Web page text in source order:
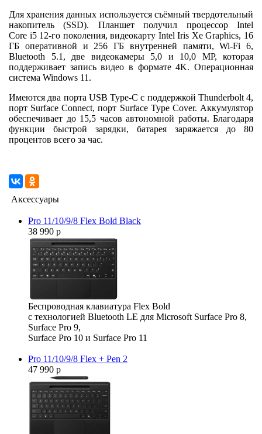
Для хранения данных используется съёмный твердотельный
накопитель (SSD). Планшет получил процессор Intel
Core i5 12-го поколения, видеокарту Intel Iris Xe Graphics, 16
ГБ оперативной и 256 ГБ внутренней памяти, Wi-Fi 6,
Bluetooth 5.1, две видеокамеры 5,0 и 10,0 MP, которая
поддерживает запись видео в формате 4K. Операционная
система Windows 11.
Имеются два порта USB Type-C с поддержкой Thunderbolt 4,
порт Surface Connect, порт Surface Type Cover. Аккумулятор
обеспечивает до 15,5 часов автономной работы. Благодаря
функции быстрой зарядки, батарея заряжается до 80
процентов всего за час.
Аксессуары
Pro 11/10/9/8 Flex Bold Black
38 990 р
Беспроводная клавиатура Flex Bold
с технологией Bluetooth LE для Microsoft Surface Pro 8,
Surface Pro 9,
Surface Pro 10 и Surface Pro 11
Pro 11/10/9/8 Flex + Pen 2
47 990 р